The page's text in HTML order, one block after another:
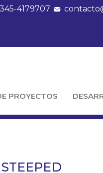
4179707
PROYECTOS